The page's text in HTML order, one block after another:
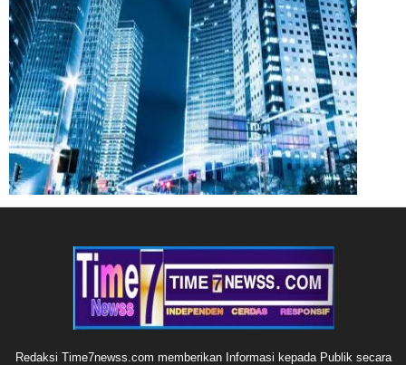
Redaksi Time7newss.com memberikan Informasi kepada Publik secara